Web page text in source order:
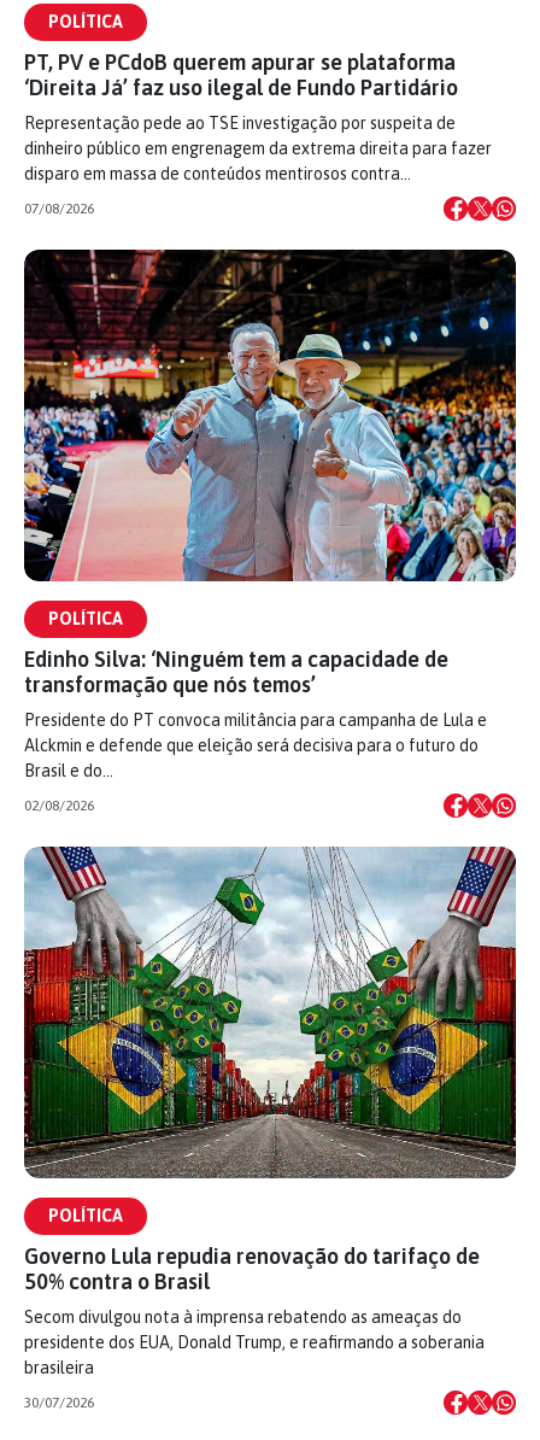
POLÍTICA
PT, PV e PCdoB querem apurar se plataforma
‘Direita Já’ faz uso ilegal de Fundo Partidário
Representação pede ao TSE investigação por suspeita de
dinheiro público em engrenagem da extrema direita para fazer
disparo em massa de conteúdos mentirosos contra…
07/08/2026
POLÍTICA
Edinho Silva: ‘Ninguém tem a capacidade de
transformação que nós temos’
Presidente do PT convoca militância para campanha de Lula e
Alckmin e defende que eleição será decisiva para o futuro do
Brasil e do…
02/08/2026
POLÍTICA
Governo Lula repudia renovação do tarifaço de
50% contra o Brasil
Secom divulgou nota à imprensa rebatendo as ameaças do
presidente dos EUA, Donald Trump, e reafirmando a soberania
brasileira
30/07/2026